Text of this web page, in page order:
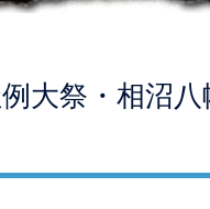
大祭・相沼八